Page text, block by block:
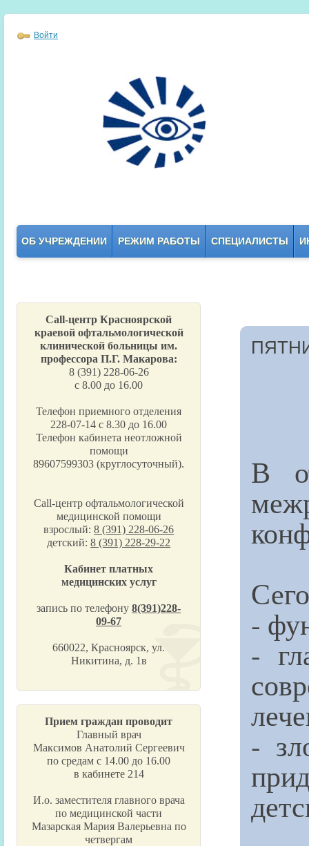
Войти
ОБ УЧРЕЖДЕНИИ РЕЖИМ РАБОТЫ СПЕЦИАЛИСТЫ
Call-центр Красноярской
краевой офтальмологической
клинической больницы им.
профессора П.Г. Макарова:
8 (391) 228-06-26
с 8.00 до 16.00
Телефон приемного отделения
228-07-14 с 8.30 до 16.00
Телефон кабинета неотложной
помощи
89607599303 (круглосуточный).
Call-центр офтальмологической
медицинской помощи
взрослый:8 (391) 228-06-26
детский:8 (391) 228-29-22
Кабинет платных
медицинских услуг
запись по телефону8(391)228-
09-67
660022, Красноярск, ул.
Никитина, д. 1в
Прием граждан проводит
Главный врач
Максимов Анатолий Сергеевич
по средам с 14.00 до 16.00
в кабинете 214
И.о. заместителя главного врача
по медицинской части
Мазарская Мария Валерьевна по
четвергам
В
-
-
-